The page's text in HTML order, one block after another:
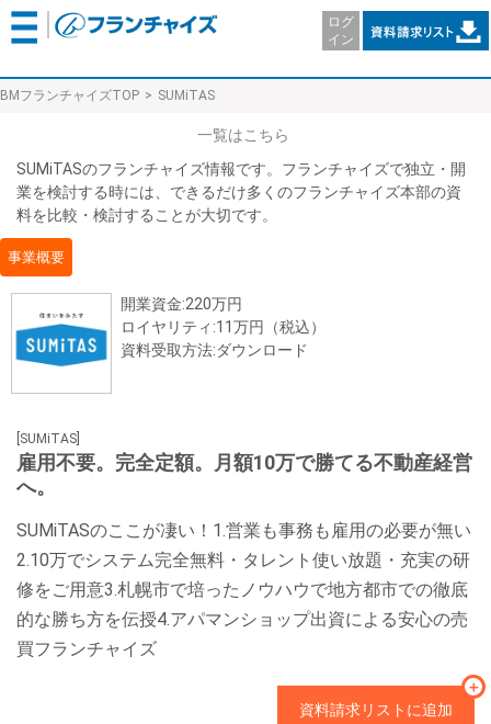
ログ
イン
BMフランチャイズTOP SUMiTAS
一覧はこちら
SUMiTASのフランチャイズ情報です。フランチャイズで独立・開
業を検討する時には、できるだけ多くのフランチャイズ本部の資
料を比較・検討することが大切です。
事業概要
開業資金:220万円
ロイヤリティ:11万円（税込）
資料受取方法:ダウンロード
[SUMiTAS]
雇用不要。完全定額。月額10万で勝てる不動産経営
へ。
SUMiTASのここが凄い！1.営業も事務も雇用の必要が無い
2.10万でシステム完全無料・タレント使い放題・充実の研
修をご用意3.札幌市で培ったノウハウで地方都市での徹底
的な勝ち方を伝授4.アパマンショップ出資による安心の売
買フランチャイズ
資料請求リストに追加
＋